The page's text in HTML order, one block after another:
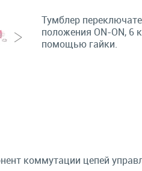
Тумблер
положения ON-ON, 6
помощью гайки.
коммутации цепей